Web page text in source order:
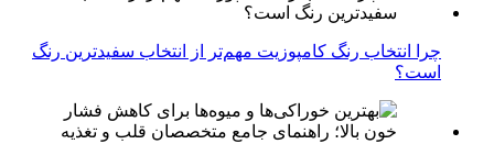
چرا انتخاب رنگ کامپوزیت مهم‌تر از انتخاب سفیدترین رنگ
است؟